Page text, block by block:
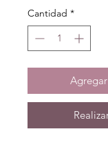
Cantidad *